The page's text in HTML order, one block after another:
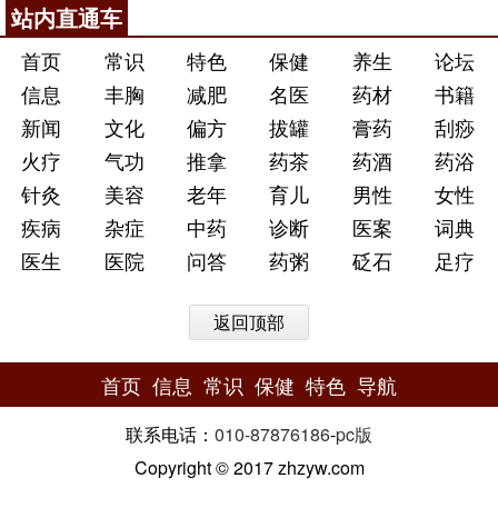
站内直通车
首页 常识 特色 保健 养生
论坛
信息
丰胸 减肥 名医 药材
书籍
新闻
文化 偏方 拔罐 膏药
刮痧
火疗
气功 推拿 药茶 药酒
药浴
针灸
美容 老年 育儿 男性
女性
疾病
杂症 中药 诊断 医案
词典
医生
医院 问答 药粥 砭石 足疗
返回顶部
首页 信息 常识 保健 特色 导航
联系电话： 010-87876186-pc版
Copyright © 2017 zhzyw.com